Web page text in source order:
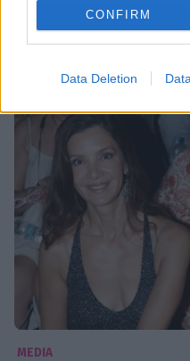
CONFIRM
Data Deletion
ΕΡΤ «Οι θάλασσες
MEDIA